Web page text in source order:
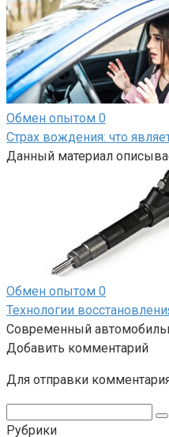
Обмен опытом 0
Страх вождения: что
Данный материал
Обмен опытом 0
Технологии
Современный
Добавить комментарий
Для отправки
Рубрики